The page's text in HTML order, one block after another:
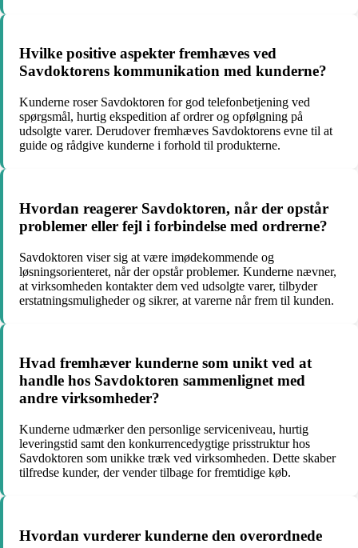
Hvilke positive aspekter fremhæves ved
Savdoktorens kommunikation med kunderne?
Kunderne roser Savdoktoren for god telefonbetjening ved
spørgsmål, hurtig ekspedition af ordrer og opfølgning på
udsolgte varer. Derudover fremhæves Savdoktorens evne til at
guide og rådgive kunderne i forhold til produkterne.
Hvordan reagerer Savdoktoren, når der opstår
problemer eller fejl i forbindelse med ordrerne?
Savdoktoren viser sig at være imødekommende og
løsningsorienteret, når der opstår problemer. Kunderne nævner,
at virksomheden kontakter dem ved udsolgte varer, tilbyder
erstatningsmuligheder og sikrer, at varerne når frem til kunden.
Hvad fremhæver kunderne som unikt ved at
handle hos Savdoktoren sammenlignet med
andre virksomheder?
Kunderne udmærker den personlige serviceniveau, hurtig
leveringstid samt den konkurrencedygtige prisstruktur hos
Savdoktoren som unikke træk ved virksomheden. Dette skaber
tilfredse kunder, der vender tilbage for fremtidige køb.
Hvordan vurderer kunderne den overordnede